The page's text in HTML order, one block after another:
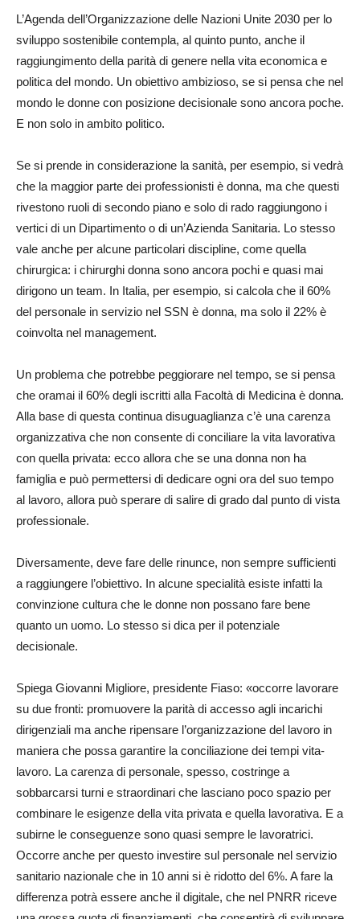
L’Agenda dell’Organizzazione delle Nazioni Unite 2030 per lo
sviluppo sostenibile contempla, al quinto punto, anche il
raggiungimento della parità di genere nella vita economica e
politica del mondo. Un obiettivo ambizioso, se si pensa che nel
mondo le donne con posizione decisionale sono ancora poche.
E non solo in ambito politico.
Se si prende in considerazione la sanità, per esempio, si vedrà
che la maggior parte dei professionisti è donna, ma che questi
rivestono ruoli di secondo piano e solo di rado raggiungono i
vertici di un Dipartimento o di un’Azienda Sanitaria. Lo stesso
vale anche per alcune particolari discipline, come quella
chirurgica: i chirurghi donna sono ancora pochi e quasi mai
dirigono un team. In Italia, per esempio, si calcola che il 60%
del personale in servizio nel SSN è donna, ma solo il 22% è
coinvolta nel management.
Un problema che potrebbe peggiorare nel tempo, se si pensa
che oramai il 60% degli iscritti alla Facoltà di Medicina è donna.
Alla base di questa continua disuguaglianza c’è una carenza
organizzativa che non consente di conciliare la vita lavorativa
con quella privata: ecco allora che se una donna non ha
famiglia e può permettersi di dedicare ogni ora del suo tempo
al lavoro, allora può sperare di salire di grado dal punto di vista
professionale.
Diversamente, deve fare delle rinunce, non sempre sufficienti
a raggiungere l’obiettivo. In alcune specialità esiste infatti la
convinzione cultura che le donne non possano fare bene
quanto un uomo. Lo stesso si dica per il potenziale
decisionale.
Spiega Giovanni Migliore, presidente Fiaso: «occorre lavorare
su due fronti: promuovere la parità di accesso agli incarichi
dirigenziali ma anche ripensare l’organizzazione del lavoro in
maniera che possa garantire la conciliazione dei tempi vita-
lavoro. La carenza di personale, spesso, costringe a
sobbarcarsi turni e straordinari che lasciano poco spazio per
combinare le esigenze della vita privata e quella lavorativa. E a
subirne le conseguenze sono quasi sempre le lavoratrici.
Occorre anche per questo investire sul personale nel servizio
sanitario nazionale che in 10 anni si è ridotto del 6%. A fare la
differenza potrà essere anche il digitale, che nel PNRR riceve